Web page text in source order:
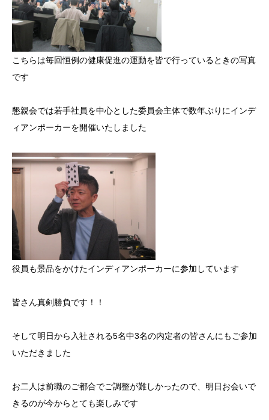
こちらは毎回恒例の健康促進の運動を皆で行っているときの写真
です
懇親会では若手社員を中心とした委員会主体で数年ぶりにインデ
ィアンポーカーを開催いたしました
役員も景品をかけたインディアンポーカーに参加しています
皆さん真剣勝負です！！
そして明日から入社される5名中3名の内定者の皆さんにもご参加
いただきました
お二人は前職のご都合でご調整が難しかったので、明日お会いで
きるのが今からとても楽しみです